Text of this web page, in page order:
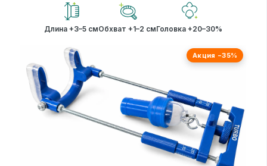
Длина +3–5 смОбхват +1–2 смГоловка +20–30%
Акция −35%